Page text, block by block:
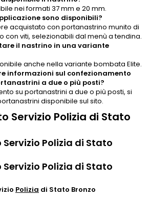
nei formati 37 mm e 20 mm.
sono disponibili?
acquistato con portanastrino munito di
con viti, selezionabili dal menù a tendina.
il nastrino in una variante
anche nella variante bombata Elite.
informazioni sul confezionamento
a due o più posti?
su portanastrini a due o più posti, si
disponibile sul sito.
Servizio Polizia di Stato
Polizia di Stato
Polizia di Stato
Polizia di Stato Bronzo